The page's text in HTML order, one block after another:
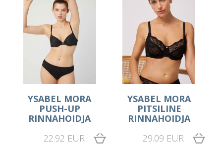
YSABEL MORA
PUSH-UP
RINNAHOIDJA
22.92 EUR
YSABEL MORA
PITSILINE
RINNAHOIDJA
29.09 EUR